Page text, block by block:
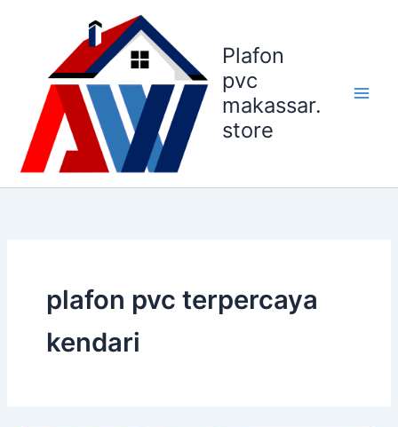
Plafon
pvc
makassar.
store
plafon pvc terpercaya
kendari